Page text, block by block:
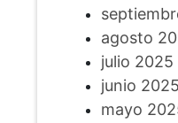
agosto
julio 2025
junio 2025
mayo